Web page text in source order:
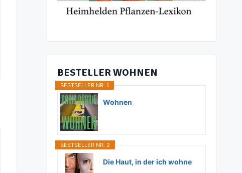
BESTELLER WOHNEN
BESTSELLER NR. 1
Wohnen
BESTSELLER NR. 2
Die Haut, in der ich wohne